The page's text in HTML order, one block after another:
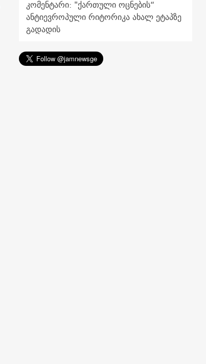
კომენტარი: "ქართული ოცნების“
ანტიევროპული რიტორიკა ახალ ეტაპზე
გადადის